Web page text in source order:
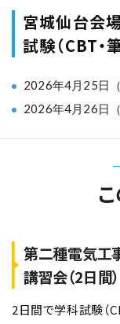
宮城仙台会
試験（CBT
2026年4月25日
2026年4月26日
第二種電気工
講習会（2日間）
2日間で学科試験（